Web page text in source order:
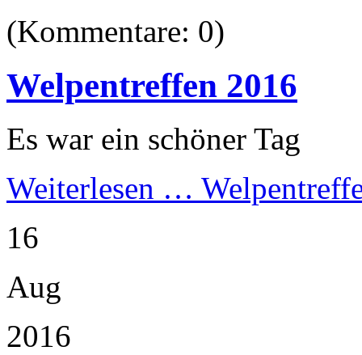
(Kommentare: 0)
Welpentreffen 2016
Es war ein schöner Tag
Weiterlesen …
16
Aug
2016